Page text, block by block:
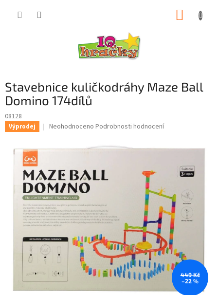
Stavebnice kuličkodráhy Maze Ball
Domino 174dílů
08128
Výprodej
Průměrné
z
5
hvězdiček.
Neohodnoceno Podrobnosti hodnocení
449 Kč
–22 %